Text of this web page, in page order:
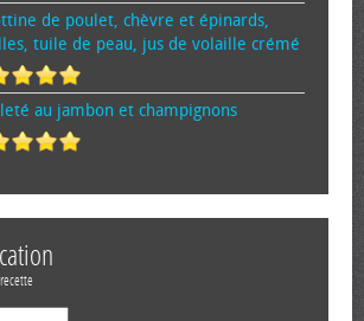
de poulet, chèvre et épinards,
tuile de peau, jus de volaille crémé
au jambon et champignons